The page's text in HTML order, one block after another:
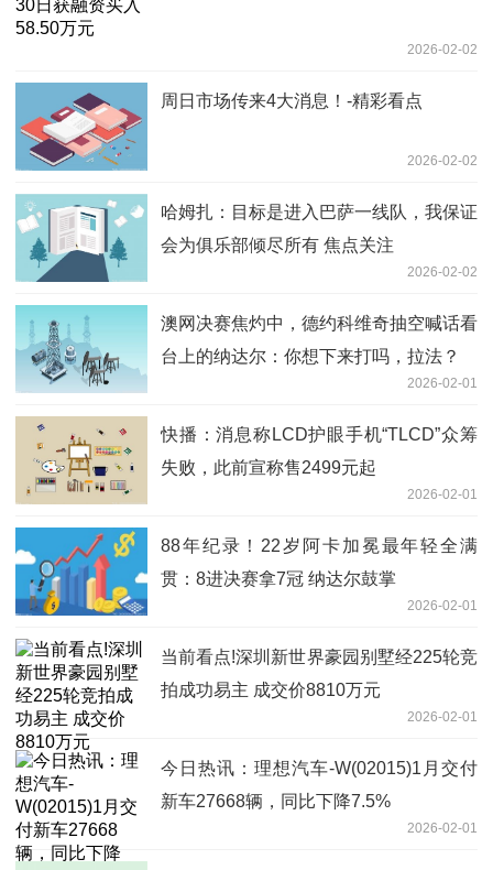
2026-02-02
周日市场传来4大消息！-精彩看点
2026-02-02
哈姆扎：目标是进入巴萨一线队，我保证
会为俱乐部倾尽所有 焦点关注
2026-02-02
澳网决赛焦灼中，德约科维奇抽空喊话看
台上的纳达尔：你想下来打吗，拉法？
2026-02-01
快播：消息称LCD护眼手机“TLCD”众筹
失败，此前宣称售2499元起
2026-02-01
88年纪录！22岁阿卡加冕最年轻全满
贯：8进决赛拿7冠 纳达尔鼓掌
2026-02-01
当前看点!深圳新世界豪园别墅经225轮竞
拍成功易主 成交价8810万元
2026-02-01
今日热讯：理想汽车-W(02015)1月交付
新车27668辆，同比下降7.5%
2026-02-01